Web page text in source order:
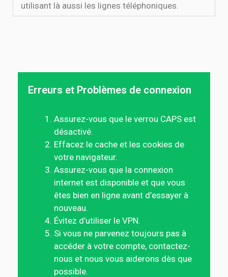
utilisant là aussi les lignes téléphoniques.
Erreurs et Problèmes de connexion
Assurez-vous que le verrou CAPS est
désactivé.
Effacez le cache et les cookies de
votre navigateur.
Assurez-vous que la connexion
internet est disponible et que vous
êtes bien en ligne avant d’essayer à
nouveau.
Évitez d’utiliser le VPN.
Si vous ne parvenez toujours pas à
accéder à votre compte, contactez-
nous et nous vous aiderons dès que
possible.